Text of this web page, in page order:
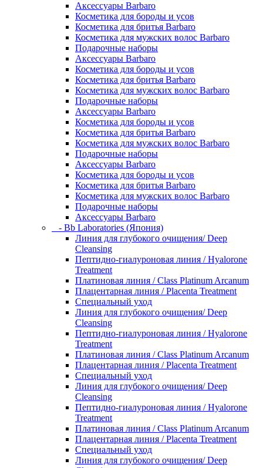
Аксессуары Barbaro
Косметика для бороды и усов
Косметика для бритья Barbaro
Косметика для мужских волос Barbaro
Подарочные наборы
Аксессуары Barbaro
Косметика для бороды и усов
Косметика для бритья Barbaro
Косметика для мужских волос Barbaro
Подарочные наборы
Аксессуары Barbaro
Косметика для бороды и усов
Косметика для бритья Barbaro
Косметика для мужских волос Barbaro
Подарочные наборы
Аксессуары Barbaro
Косметика для бороды и усов
Косметика для бритья Barbaro
Косметика для мужских волос Barbaro
Подарочные наборы
Аксессуары Barbaro
- Bb Laboratories (Япония)
Линия для глубокого очищения/ Deep
Cleansing
Пептидно-гиалуроновая линия / Hyalorone
Treatment
Платиновая линия / Class Platinum Arcanum
Плацентарная линия / Placenta Treatment
Специальный уход
Линия для глубокого очищения/ Deep
Cleansing
Пептидно-гиалуроновая линия / Hyalorone
Treatment
Платиновая линия / Class Platinum Arcanum
Плацентарная линия / Placenta Treatment
Специальный уход
Линия для глубокого очищения/ Deep
Cleansing
Пептидно-гиалуроновая линия / Hyalorone
Treatment
Платиновая линия / Class Platinum Arcanum
Плацентарная линия / Placenta Treatment
Специальный уход
Линия для глубокого очищения/ Deep